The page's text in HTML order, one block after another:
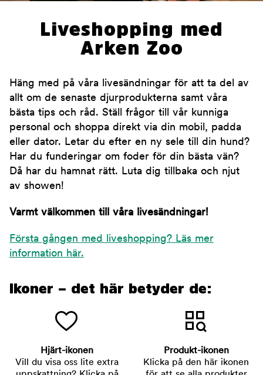
Liveshopping med
Arken Zoo
Häng med på våra livesändningar för att ta del av
allt om de senaste djurprodukterna samt våra
bästa tips och råd. Ställ frågor till vår kunniga
personal och shoppa direkt via din mobil, padda
eller dator. Letar du efter en ny sele till din hund?
Har du funderingar om foder för din bästa vän?
Då har du hamnat rätt. Luta dig tillbaka och njut
av showen!
Varmt välkommen till våra livesändningar!
Första gången med liveshopping? Läs mer
information här.
Ikoner – det här betyder de:
Hjärt-ikonen
Vill du visa oss lite extra
Produkt-ikonen
Klicka på den här ikonen